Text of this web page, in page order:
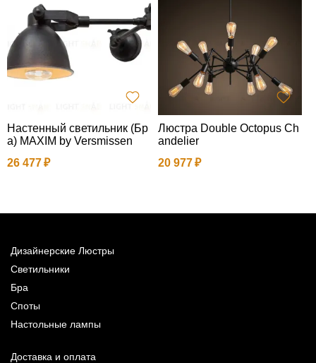
Настенный светильник (Бр
а) MAXIM by Versmissen
26 477
Люстра Double Octopus Ch
andelier
20 977
Дизайнерские Люстры
Светильники
Бра
Споты
Настольные лампы
Доставка и оплата